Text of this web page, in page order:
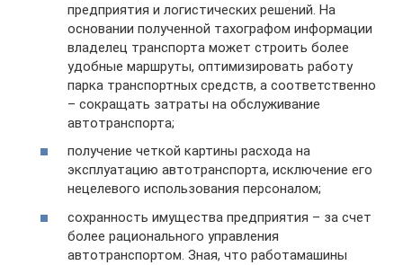
предприятия и логистических решений. На
основании полученной тахографом информации
владелец транспорта может строить более
удобные маршруты, оптимизировать работу
парка транспортных средств, а соответственно
– сокращать затраты на обслуживание
автотранспорта;
получение четкой картины расхода на
эксплуатацию автотранспорта, исключение его
нецелевого использования персоналом;
сохранность имущества предприятия – за счет
более рационального управления
автотранспортом. Зная, что работамашины